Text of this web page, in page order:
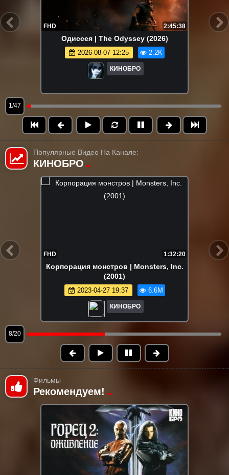
FHD 2:45:38
Одиссея | The Odyssey (2026)
2026-08-07 12:25 2.2K
КИНОБРО
1/47
Популярные Видео На Канале:
КИНОБРО
FHD 1:48:48
Зверополис | Zootopia (2016)
2024-12-16 19:01
КИНОБРО
9/20
Фильмы
Рекомендуем!